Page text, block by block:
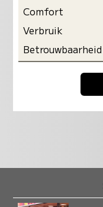
Comfort
Verbruik
Betrouwbaarheid